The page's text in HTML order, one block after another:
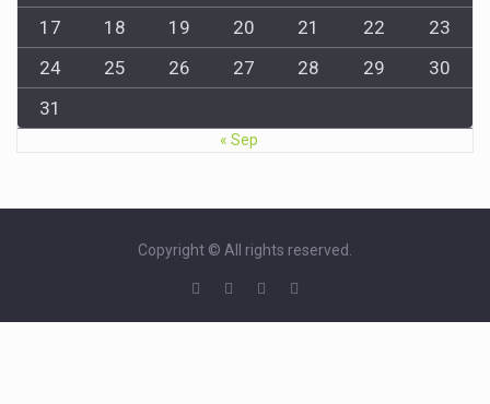
17
18 19 20 21 22
23
24
25 26 27 28 29
30
31
« Sep
Copyright © All rights reserved.